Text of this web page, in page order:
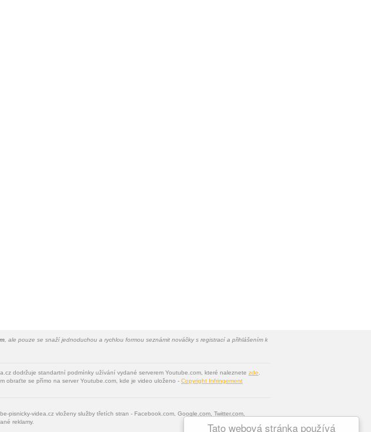
Tato webová stránka používá
, ale pouze se snaží jednoduchou a rychlou formou seznámit nováčky s registrací a přihlášením k
dodržuje standartní podmínky užívání vydané serverem Youtube.com, které naleznete zde
obraťte se přímo na server Youtube.com, kde je video uloženo - Copyright Infringement
videa.cz vloženy služby třetích stran - Facebook.com, Google.com, Twitter.com,
reklamy.